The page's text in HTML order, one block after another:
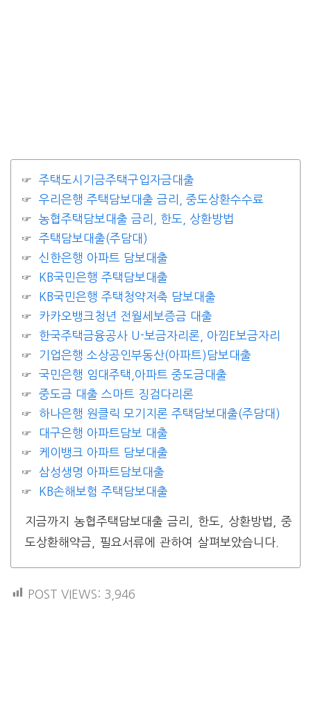
주택도시기금주택구입자금대출
우리은행 주택담보대출 금리, 중도상환수수료
농협주택담보대출 금리, 한도, 상환방법
주택담보대출(주담대)
신한은행 아파트 담보대출
KB국민은행 주택담보대출
KB국민은행 주택청약저축 담보대출
카카오뱅크청년 전월세보증금 대출
한국주택금융공사 U-보금자리론, 아낌E보금자리
기업은행 소상공인부동산(아파트)담보대출
국민은행 임대주택,아파트 중도금대출
중도금 대출 스마트 징검다리론
하나은행 원클릭 모기지론 주택담보대출(주담대)
대구은행 아파트담보 대출
케이뱅크 아파트 담보대출
삼성생명 아파트담보대출
KB손해보험 주택담보대출
지금까지 농협주택담보대출 금리, 한도, 상환방법, 중
도상환해약금, 필요서류에 관하여 살펴보았습니다.
POST VIEWS: 3,946